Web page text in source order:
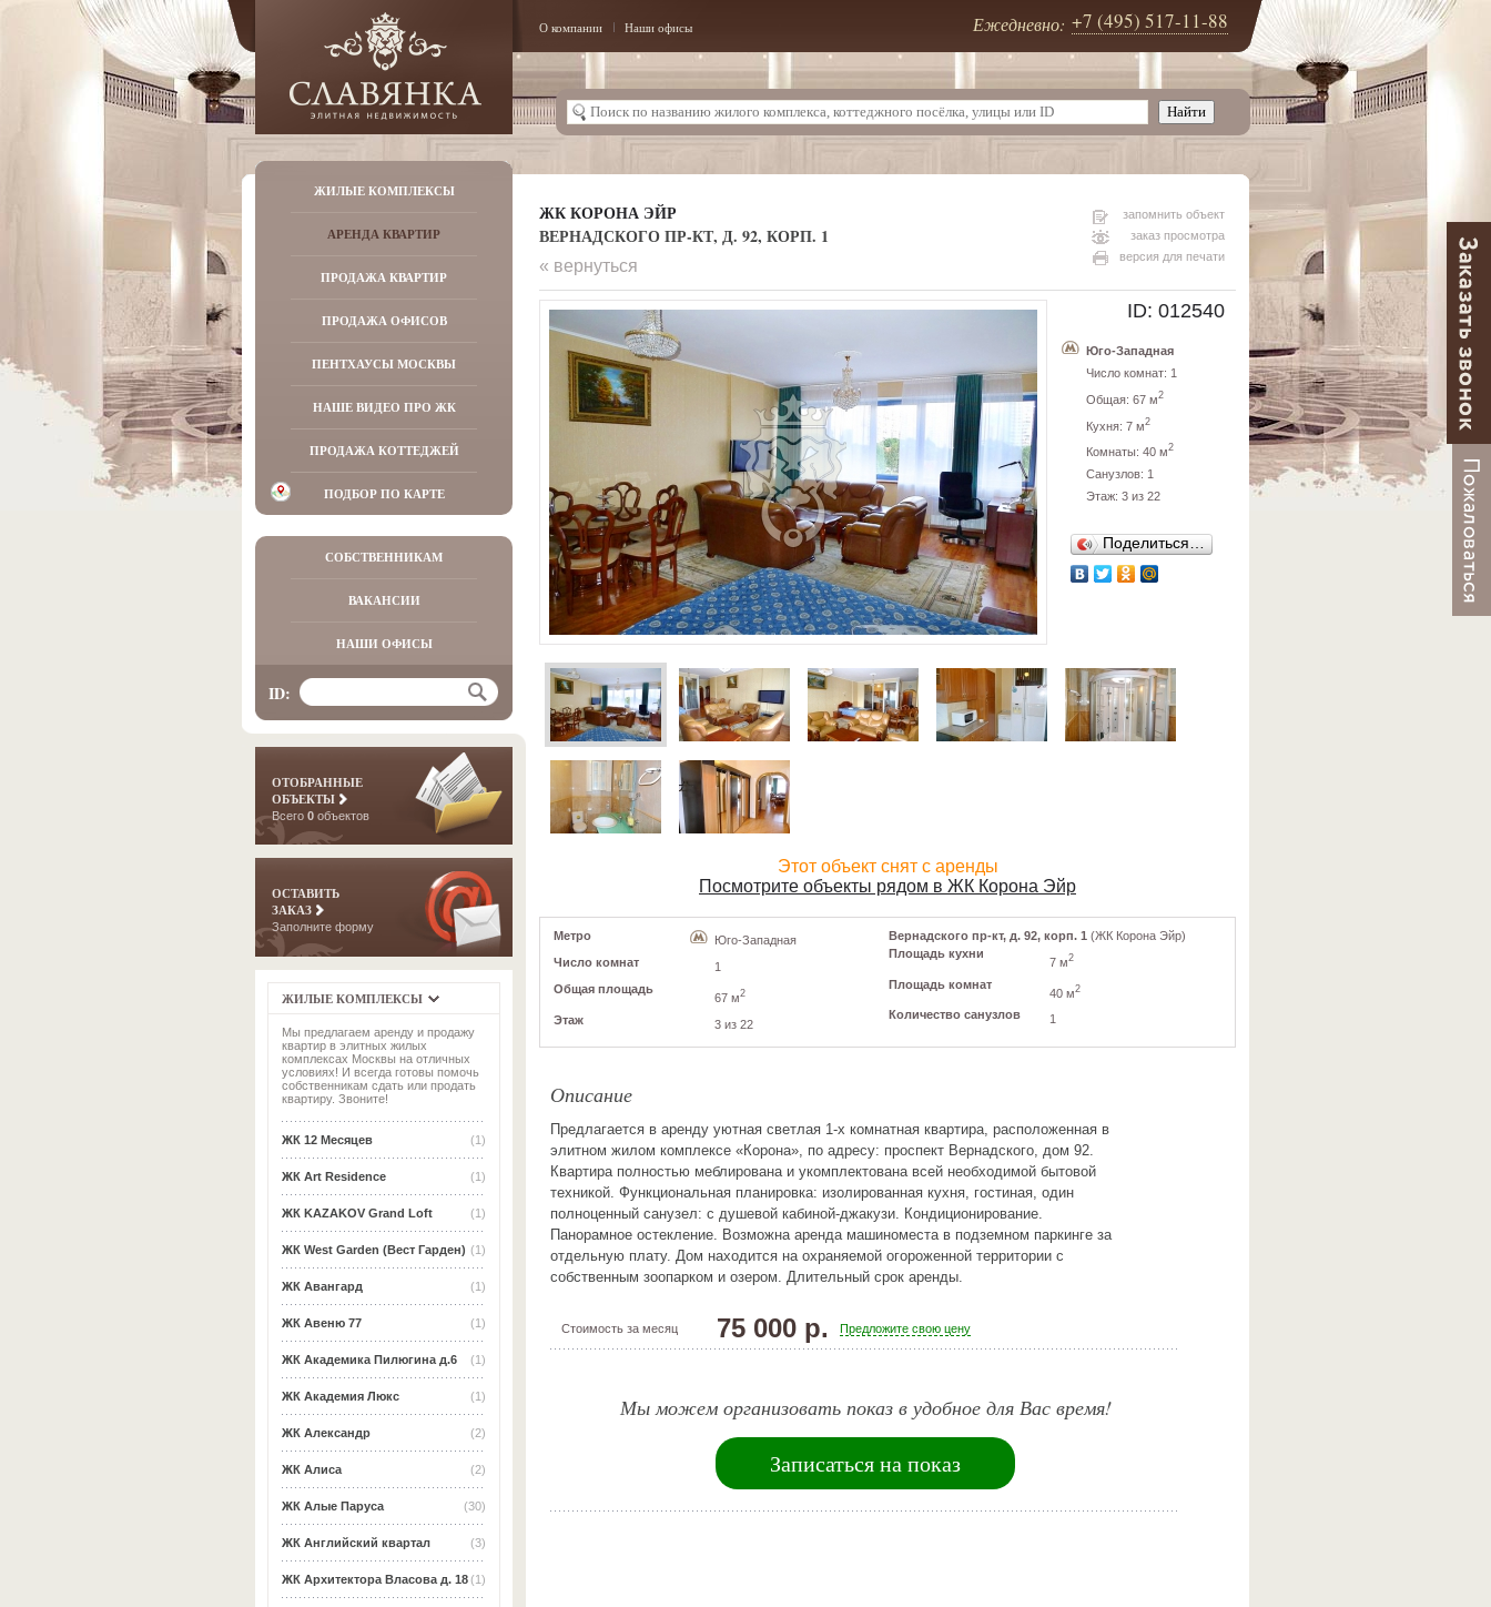
О компании Наши офисы Ежедневно: +7 (495) 517-11-88
ЖИЛЫЕ КОМПЛЕКСЫ
АРЕНДА КВАРТИР
ПРОДАЖА КВАРТИР
ПРОДАЖА ОФИСОВ
ПЕНТХАУСЫ МОСКВЫ
НАШЕ ВИДЕО ПРО ЖК
ПРОДАЖА КОТТЕДЖЕЙ
ПОДБОР ПО КАРТЕ
СОБСТВЕННИКАМ
ВАКАНСИИ
НАШИ ОФИСЫ
ID:
ОТОБРАННЫЕ
ОБЪЕКТЫ
Всего 0 объектов
ОСТАВИТЬ
ЗАКАЗ
Заполните форму
ЖИЛЫЕ КОМПЛЕКСЫ
Мы предлагаем аренду и продажу
квартир в элитных жилых
комплексах Москвы на отличных
условиях! И всегда готовы помочь
собственникам сдать или продать
квартиру. Звоните!
(1)
ЖК 12 Месяцев
(1)
ЖК Art Residence
(1)
ЖК KAZAKOV Grand Loft
(1)
ЖК West Garden (Вест Гарден)
(1)
ЖК Авангард
(1)
ЖК Авеню 77
(1)
ЖК Академика Пилюгина д.6
(1)
ЖК Академия Люкс
(2)
ЖК Александр
(2)
ЖК Алиса
(30)
ЖК Алые Паруса
(3)
ЖК Английский квартал
(1)
ЖК Архитектора Власова д. 18
ЖК КОРОНА ЭЙР
ВЕРНАДСКОГО ПР-КТ, Д. 92, КОРП. 1
запомнить объект
заказ просмотра
версия для печати
« вернуться
ID: 012540
Юго-Западная
Число комнат: 1
Общая: 67 м2
Кухня: 7 м2
Комнаты: 40 м2
Санузлов: 1
Этаж: 3 из 22
Поделиться…
Этот объект снят с аренды
Посмотрите объекты рядом в ЖК Корона Эйр
Метро
Юго-Западная
Число комнат
1
Общая площадь
67 м2
Этаж 3 из 22
Вернадского пр-кт, д. 92, корп. 1 (ЖК Корона Эйр)
Площадь кухни
7 м2
Площадь комнат
40 м2
Количество санузлов 1
Описание
Предлагается в аренду уютная светлая 1-х комнатная квартира, расположенная в
элитном жилом комплексе «Корона», по адресу: проспект Вернадского, дом 92.
Квартира полностью меблирована и укомплектована всей необходимой бытовой
техникой. Функциональная планировка: изолированная кухня, гостиная, один
полноценный санузел: с душевой кабиной-джакузи. Кондиционирование.
Панорамное остекление. Возможна аренда машиноместа в подземном паркинге за
отдельную плату. Дом находится на охраняемой огороженной территории с
собственным зоопарком и озером. Длительный срок аренды.
Стоимость за месяц 75 000 р. Предложите свою цену
Мы можем организовать показ в удобное для Вас время!
Записаться на показ